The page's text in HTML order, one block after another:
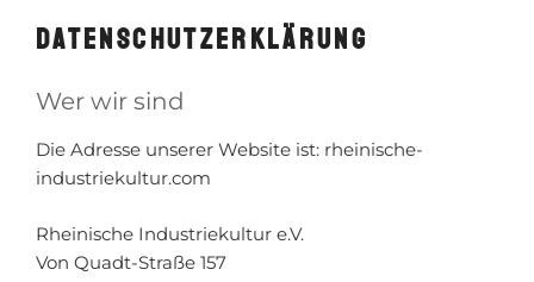
DATENSCHUTZERKLÄRUNG
Wer wir sind
Die Adresse unserer Website ist: rheinische-
industriekultur.com
Rheinische Industriekultur e.V.
Von Quadt-Straße 157